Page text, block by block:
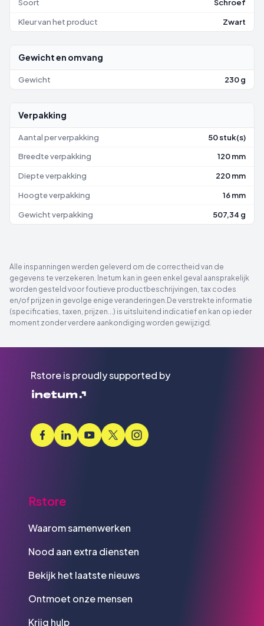
Soort Schroef
Kleur van het product Zwart
Gewicht en omvang
Gewicht 230 g
Verpakking
Aantal per verpakking 50 stuk(s)
Breedte verpakking 120 mm
Diepte verpakking 220 mm
Hoogte verpakking 16 mm
Gewicht verpakking 507,34 g
Alle inspanningen werden geleverd om de correctheid van de
gegevens te verzekeren. Inetum kan in geen enkel geval aansprakelijk
worden gesteld voor foutieve productbeschrijvingen, tax codes
en/of prijzen in gevolge enige veranderingen.De verstrekte informatie
(specificaties, taxen, prijzen...) is uitsluitend indicatief en kan op ieder
moment zonder verdere aankondiging worden gewijzigd.
Rstore is proudly supported by
Rstore
Waarom samenwerken
Nood aan extra diensten
Bekijk het laatste nieuws
Ontmoet onze mensen
Krijg hulp